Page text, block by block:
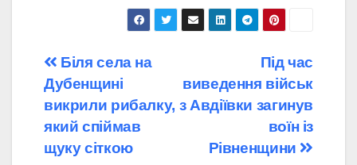
Навігація
записів
Під час
виведення військ
з Авдіївки загинув
воїн із
Рівненщини
Біля села на
Дубенщині
викрили рибалку,
який спіймав
щуку сіткою